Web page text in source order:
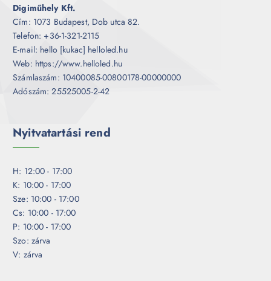
Digiműhely Kft.
Cím: 1073 Budapest, Dob utca 82.
Telefon: +36-1-321-2115
E-mail: hello [kukac] helloled.hu
Web: https://www.helloled.hu
Számlaszám: 10400085-00800178-00000000
Adószám: 25525005-2-42
Nyitvatartási rend
H: 12:00 - 17:00
K: 10:00 - 17:00
Sze: 10:00 - 17:00
Cs: 10:00 - 17:00
P: 10:00 - 17:00
Szo: zárva
V: zárva